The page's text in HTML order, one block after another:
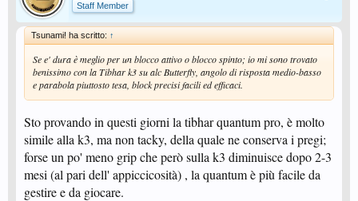
Staff Member
Tsunami! ha scritto: ↑
Se e' dura è meglio per un blocco attivo o blocco spinto; io mi sono trovato
benissimo con la Tibhar k3 su alc Butterfly, angolo di risposta medio-basso
e parabola piuttosto tesa, block precisi facili ed efficaci.
Sto provando in questi giorni la tibhar quantum pro, è molto
simile alla k3, ma non tacky, della quale ne conserva i pregi;
forse un po' meno grip che però sulla k3 diminuisce dopo 2-3
mesi (al pari dell' appiccicosità) , la quantum è più facile da
gestire e da giocare.